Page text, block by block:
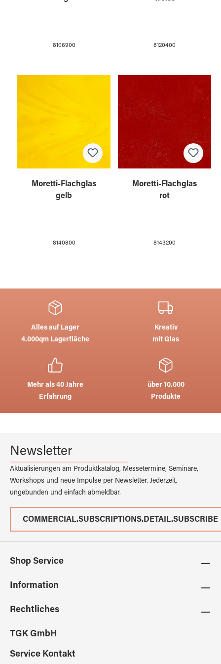
8106900 8120400
Moretti-Flachglas
gelb
8140800
Moretti-Flachglas
rot
8143200
Alles auf Lager
4.000qm Lagerfläche
Kreativ
mit Glas
Mehr als 40 Jahre
Erfahrung
über 10.000
Produkte
Newsletter
Aktualisierungen am Produktkatalog, Messetermine, Seminare,
Workshops und neue Impulse per Newsletter. Jederzeit,
ungebunden und einfach abmeldbar.
COMMERCIAL.SUBSCRIPTIONS.DETAIL.SUBSCRIBE
Shop Service
Information
Rechtliches
TGK GmbH
Service Kontakt